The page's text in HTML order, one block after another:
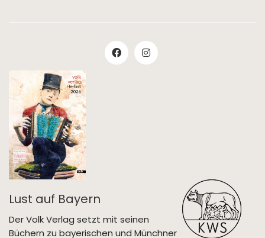
Lust auf Bayern
Der Volk Verlag setzt mit seinen
Büchern zu bayerischen und Münchner